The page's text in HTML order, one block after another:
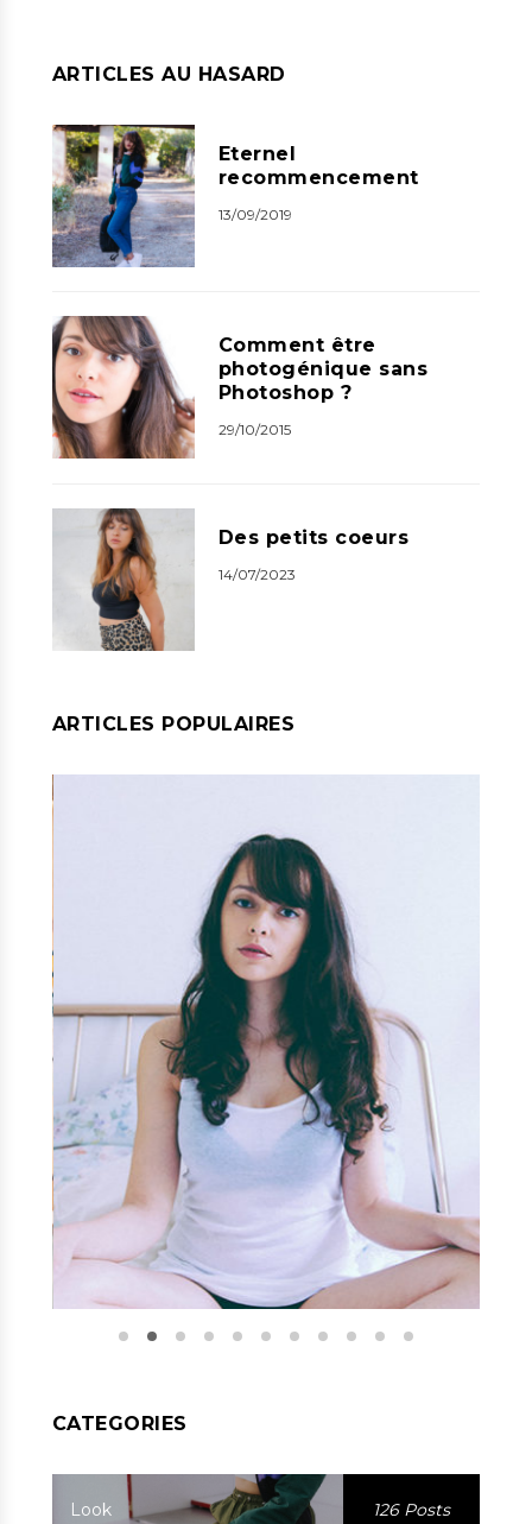
ARTICLES AU HASARD
Eternel
recommencement
13/09/2019
Comment être
photogénique sans
Photoshop ?
29/10/2015
Des petits coeurs
14/07/2023
ARTICLES POPULAIRES
CATEGORIES
Look 126 Posts